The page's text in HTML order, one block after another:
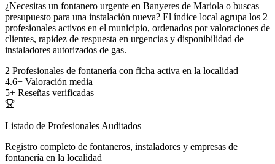
¿Necesitas un fontanero urgente en Banyeres de Mariola o buscas
presupuesto para una instalación nueva? El índice local agrupa los 2
profesionales activos en el municipio, ordenados por valoraciones de
clientes, rapidez de respuesta en urgencias y disponibilidad de
instaladores autorizados de gas.
2 Profesionales de fontanería con ficha activa en la localidad
4.6+ Valoración media
5+ Reseñas verificadas
Listado de Profesionales Auditados
Registro completo de fontaneros, instaladores y empresas de
fontanería en la localidad